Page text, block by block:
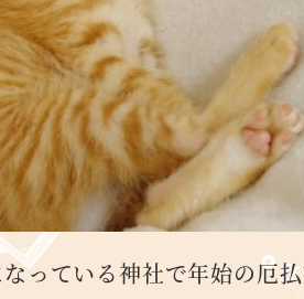
っている神社で年始の厄